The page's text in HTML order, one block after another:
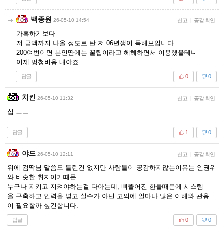
백종원 26-05-10 14:54 신고 | 공감 확인
가혹하기보다
저 금액까지 나올 정도로 탄 저 06년생이 독해보입니다
200여번이면 본인딴에는 꿀팁이라고 헤헤하면서 이용했을테니
이제 멍청비용 내야죠
답글 0
0
치킨 26-05-10 11:32 신고 | 공감 확인
십 ㅡㅡ
답글 0
1
야드 26-05-10 12:11 신고 | 공감 확인
위에 검딱님 말씀도 틀린건 없지만 사람들이 공감하지않는이유는 인권위
와 비슷한 취지이기때문.
누구나 지키고 지켜야하는걸 다아는데, 삐뚤어진 한둘때문에 시스템
을 구축하고 인력을 넣고 실수가 아닌 고의에 얼마나 많은 이해와 관용
이 필요할까 싶긴합니다.
답글 0
0